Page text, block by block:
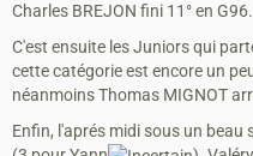
Charles BREJON fini 11° en G96.
C'est ensuite les Juniors qui
cette catégorie est encore un
néanmoins Thomas MIGNOT
Enfin, l'aprés midi sous un